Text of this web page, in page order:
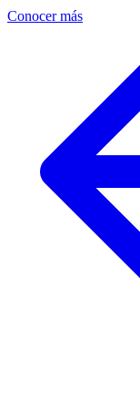
Conocer más